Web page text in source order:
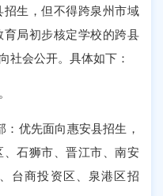
生，但不得跨泉州市域
局初步核定学校的跨县
社会公开。具体如下：
优先面向惠安县招生，
石狮市、晋江市、南安
台商投资区、泉港区招